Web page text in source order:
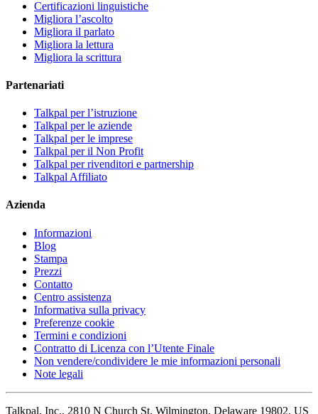
Certificazioni linguistiche
Migliora l’ascolto
Migliora il parlato
Migliora la lettura
Migliora la scrittura
Partenariati
Talkpal per l’istruzione
Talkpal per le aziende
Talkpal per le imprese
Talkpal per il Non Profit
Talkpal per rivenditori e partnership
Talkpal Affiliato
Azienda
Informazioni
Blog
Stampa
Prezzi
Contatto
Centro assistenza
Informativa sulla privacy
Preferenze cookie
Termini e condizioni
Contratto di Licenza con l’Utente Finale
Non vendere/condividere le mie informazioni personali
Note legali
Talkpal, Inc., 2810 N Church St, Wilmington, Delaware 19802, US